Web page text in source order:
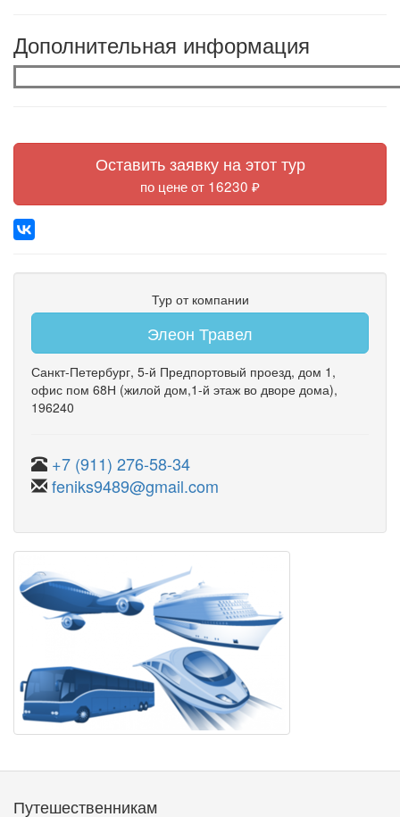
Дополнительная информация
Оставить заявку на этот тур
по цене от 16230 ₽
Тур от компании
Элеон Травел
Санкт-Петербург, 5-й Предпортовый проезд, дом 1 ,
офис пом 68Н (жилой дом,1-й этаж во дворе дома),
196240
+7 (911) 276-58-34
feniks9489@gmail.com
Путешественникам